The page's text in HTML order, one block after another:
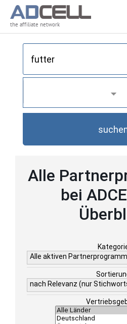
the affiliate network
Alle
bei
Alle aktiven
nach Relevanz (nur